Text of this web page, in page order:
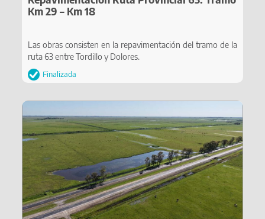
Km 29 – Km 18
Las obras consisten en la repavimentación del tramo de la
ruta 63 entre Tordillo y Dolores.
Finalizada